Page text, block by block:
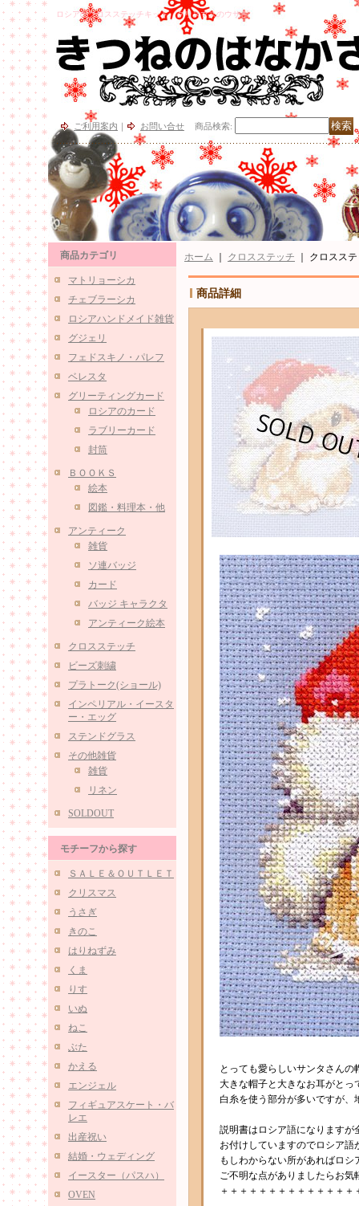
ロシアのクロスステッチキット、クリスマスのウサギ
ご利用案内 ｜ お問い合せ 商品検索:
商品カテゴリ
マトリョーシカ
チェブラーシカ
ロシアハンドメイド雑貨
グジェリ
フェドスキノ・パレフ
ベレスタ
グリーティングカード
ロシアのカード
ラブリーカード
封筒
ＢＯＯＫＳ
絵本
図鑑・料理本・他
アンティーク
雑貨
ソ連バッジ
カード
バッジ キャラクタ
アンティーク絵本
クロスステッチ
ビーズ刺繍
プラトーク(ショール)
インペリアル・イースタ
ー・エッグ
ステンドグラス
その他雑貨
雑貨
リネン
SOLDOUT
モチーフから探す
ＳＡＬＥ＆ＯＵＴＬＥＴ
クリスマス
うさぎ
きのこ
はりねずみ
くま
りす
いぬ
ねこ
ぶた
かえる
エンジェル
フィギュアスケート・バ
レエ
出産祝い
結婚・ウェディング
イースター（パスハ）
OVEN
ホーム クロスステッチ クロスス
商品詳細
とっても愛らしいサンタさん
大きな帽子と大きなお耳がとっ
白糸を使う部分が多いですが
説明書はロシア語になりますが
お付けしていますのでロシア
もしわからない所があればロ
ご不明な点がありましたらお
＋＋＋＋＋＋＋＋＋＋＋＋＋